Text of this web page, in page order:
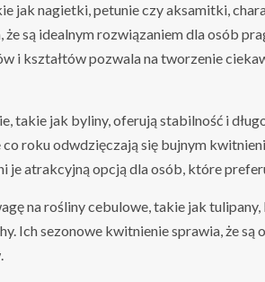
jak nagietki, petunie czy aksamitki,
że są idealnym rozwiązaniem dla osób
i kształtów pozwala na tworzenie
takie jak byliny, oferują stabilność i
roku odwdzięczają się bujnym
je atrakcyjną opcją dla osób, które
na rośliny cebulowe, takie jak
Ich sezonowe kwitnienie sprawia, że są